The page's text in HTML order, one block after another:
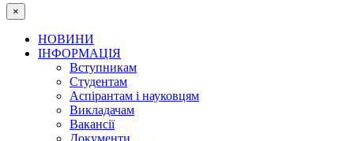
×
НОВИНИ
ІНФОРМАЦІЯ
Вступникам
Студентам
Аспірантам і науковцям
Викладачам
Вакансії
Документи